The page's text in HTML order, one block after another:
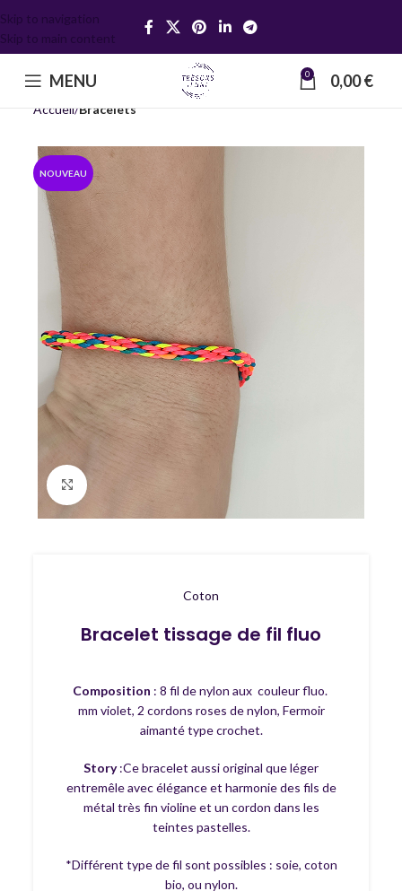
Skip to navigation
Skip to main content
MENU 0 0,00€
Accueil Bracelets
NOUVEAU
Coton
Bracelet tissage de fil fluo
Composition : 8 fil de nylon aux couleur fluo.
mm violet, 2 cordons roses de nylon, Fermoir
aimanté type crochet.
Story:Ce bracelet aussi original que léger
entremêle avec élégance et harmonie des fils de
métal très fin violine et un cordon dans les
teintes pastelles.
*Différent type de fil sont possibles : soie, coton
bio, ou nylon.